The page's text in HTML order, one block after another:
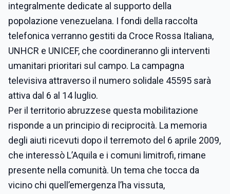
integralmente dedicate al supporto della
popolazione venezuelana. I fondi della raccolta
telefonica verranno gestiti da Croce Rossa Italiana,
UNHCR e UNICEF, che coordineranno gli interventi
umanitari prioritari sul campo. La campagna
televisiva attraverso il numero solidale 45595 sarà
attiva dal 6 al 14 luglio.
Per il territorio abruzzese questa mobilitazione
risponde a un principio di reciprocità. La memoria
degli aiuti ricevuti dopo il terremoto del 6 aprile 2009,
che interessò L’Aquila e i comuni limitrofi, rimane
presente nella comunità. Un tema che tocca da
vicino chi quell’emergenza l’ha vissuta,